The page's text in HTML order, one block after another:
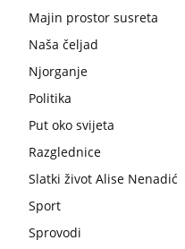
Majin prostor susreta
Naša čeljad
Njorganje
Politika
Put oko svijeta
Razglednice
Slatki život Alise Nenadić
Sport
Sprovodi